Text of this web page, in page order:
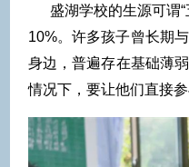
盛湖学校的生源可谓
10%。许多孩子曾长期
身边，普遍存在基础薄
情况下，要让他们直接